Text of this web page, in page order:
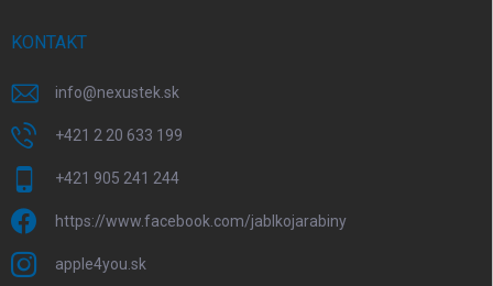
KONTAKT
info@nexustek.sk
+421 2 20 633 199
+421 905 241 244
https://www.facebook.com/jablkojarabiny
apple4you.sk